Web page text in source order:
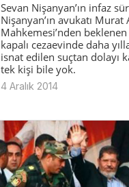
Sevan Nişanyan’ın infaz
Nişanyan’ın avukatı Murat
Mahkemesi’nden
kapalı cezaevinde daha
isnat edilen suçtan dolayı
tek kişi bile yok.
4 Aralık 2014